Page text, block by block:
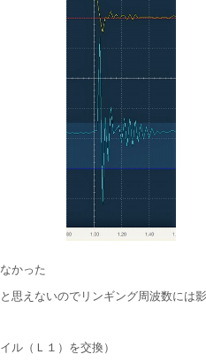
かった
思えないのでリンギング周波数には
ル（Ｌ１）を交換）